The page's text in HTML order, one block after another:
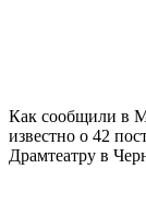
Как сообщили в
известно о 42
Драмтеатру в